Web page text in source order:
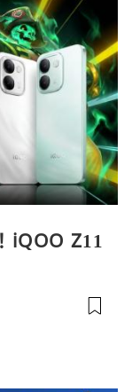
iQOO Z11